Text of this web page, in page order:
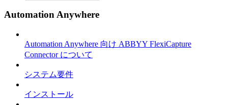
Automation Anywhere
Automation Anywhere 向け ABBYY FlexiCapture
Connector について
システム要件
インストール